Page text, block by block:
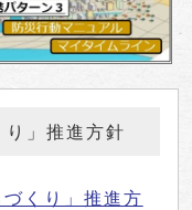
」推進方針
くり」推進方